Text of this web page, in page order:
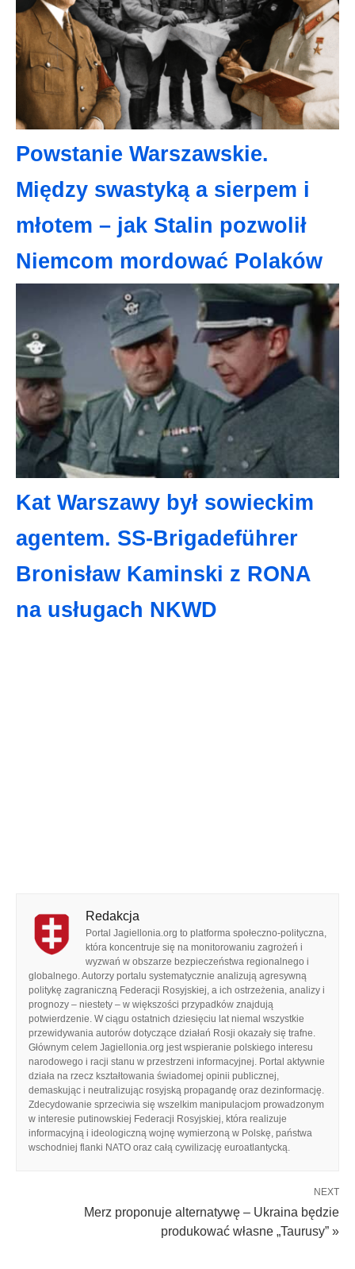
Powstanie Warszawskie.
Między swastyką a sierpem i
młotem – jak Stalin pozwolił
Niemcom mordować Polaków
Kat Warszawy był sowieckim
agentem. SS-Brigadeführer
Bronisław Kaminski z RONA
na usługach NKWD
Redakcja
Portal Jagiellonia.org to platforma społeczno-polityczna,
która koncentruje się na monitorowaniu zagrożeń i
wyzwań w obszarze bezpieczeństwa regionalnego i
globalnego. Autorzy portalu systematycznie analizują agresywną
politykę zagraniczną Federacji Rosyjskiej, a ich ostrzeżenia, analizy i
prognozy – niestety – w większości przypadków znajdują
potwierdzenie. W ciągu ostatnich dziesięciu lat niemal wszystkie
przewidywania autorów dotyczące działań Rosji okazały się trafne.
Głównym celem Jagiellonia.org jest wspieranie polskiego interesu
narodowego i racji stanu w przestrzeni informacyjnej. Portal aktywnie
działa na rzecz kształtowania świadomej opinii publicznej,
demaskując i neutralizując rosyjską propagandę oraz dezinformację.
Zdecydowanie sprzeciwia się wszelkim manipulacjom prowadzonym
w interesie putinowskiej Federacji Rosyjskiej, która realizuje
informacyjną i ideologiczną wojnę wymierzoną w Polskę, państwa
wschodniej flanki NATO oraz całą cywilizację euroatlantycką.
NEXT
Merz proponuje alternatywę – Ukraina będzie
produkować własne „Taurusy” »